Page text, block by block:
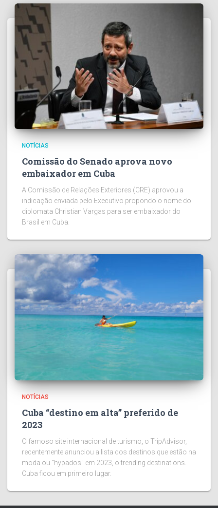
NOTÍCIAS
Comissão do Senado aprova novo
embaixador em Cuba
A Comissão de Relações Exteriores (CRE) aprovou a
indicação enviada pelo Executivo propondo o nome do
diplomata Christian Vargas para ser embaixador do
Brasil em Cuba.
NOTÍCIAS
Cuba “destino em alta” preferido de
2023
O famoso site internacional de turismo, o TripAdvisor,
recentemente anunciou a lista dos destinos que estão na
moda ou "hypados" em 2023, o trending destinations.
Cuba ficou em primeiro lugar.